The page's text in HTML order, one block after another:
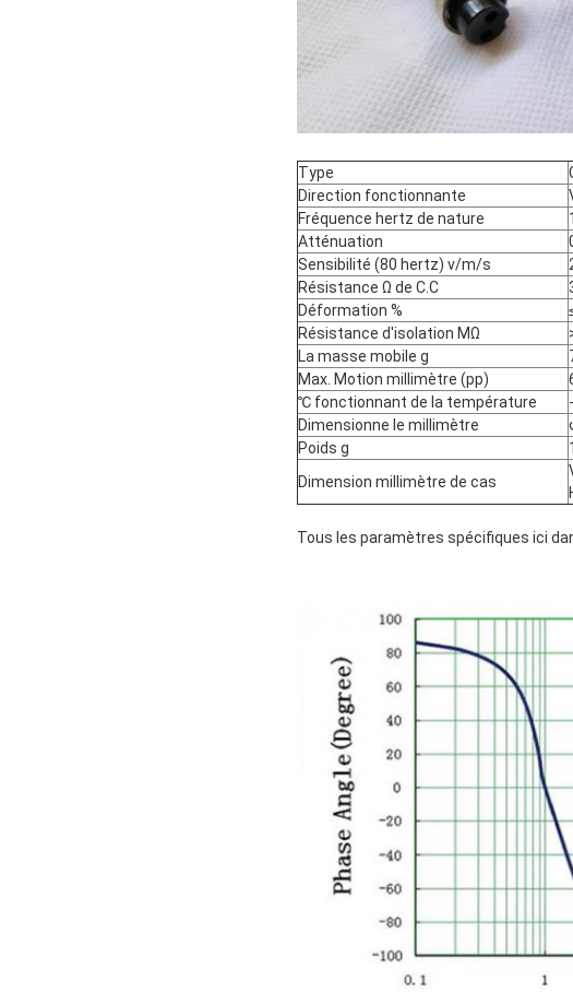
Type
Direction fonctionnante
Fréquence hertz de nature
Atténuation
Sensibilité (80 hertz) v/m/s
Résistance Ω de C.C
Déformation %
Résistance d'isolation MΩ
La masse mobile g
Max. Motion millimètre (pp)
℃ fonctionnant de la température
Dimensionne le millimètre
Poids g
Dimension millimètre de cas
Tous les paramètres spécifiques ici